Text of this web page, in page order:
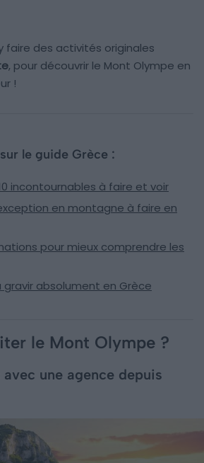
faire des activités originales
, pour découvrir le Mont Olympe en
!
le guide Grèce :
incontournables à faire et voir
en montagne à faire en
pour mieux comprendre les
gravir absolument en Grèce
le Mont Olympe ?
une agence depuis